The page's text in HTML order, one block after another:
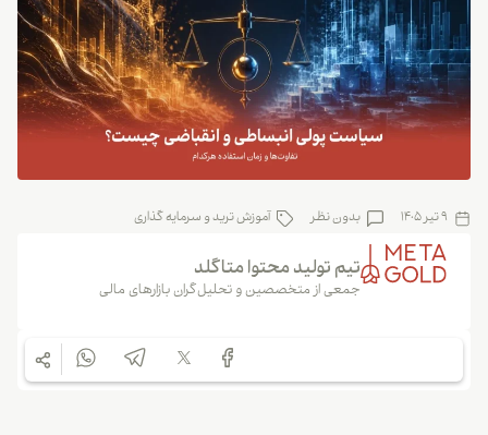
9 تیر 1405 بدون نظر آموزش ترید و سرمایه گذاری
تیم تولید محتوا متاگلد
جمعی از متخصصین و تحلیل‌گران بازارهای مالی